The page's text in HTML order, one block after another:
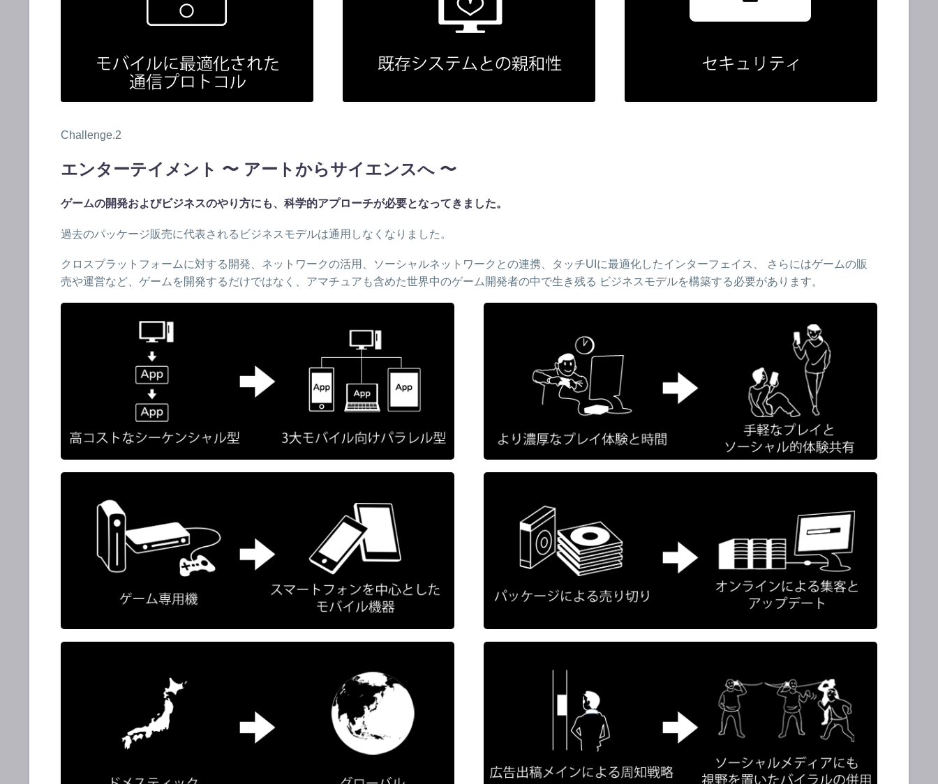
Challenge.2
エンターテイメント 〜 アートからサイエンスへ 〜
ゲームの開発およびビジネスのやり方にも、科学的アプローチが必要となってきました。
過去のパッケージ販売に代表されるビジネスモデルは通用しなくなりました。
クロスプラットフォームに対する開発、ネットワークの活用、ソーシャルネットワークとの連携、タッチUIに最適化したインターフェイス、 さらにはゲームの販
売や運営など、ゲームを開発するだけではなく、アマチュアも含めた世界中のゲーム開発者の中で生き残る ビジネスモデルを構築する必要があります。